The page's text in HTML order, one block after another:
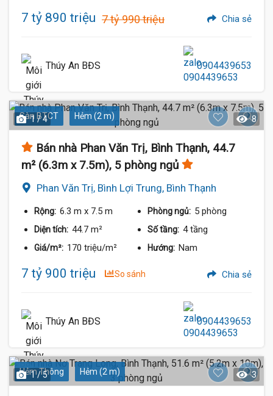
7 tỷ 890 triệu 7 tỷ 990 triệu Chia sẻ
Thúy An BĐS 0904439653
Sàn BTCT Hẻm (2 m)
1 / 4 8
Bán nhà Phan Văn Trị, Bình Thạnh, 44.7
m² (6.3m x 7.5m), 5 phòng ngủ
Phan Văn Trị, Bình Lợi Trung, Bình Thạnh
Rộng: 6.3 m x 7.5 m Phòng ngủ: 5 phòng
Diện tích: 44.7 m² Số tầng: 4 tầng
Giá/m²: 170 triệu/m² Hướng: Nam
7 tỷ 900 triệu So sánh Chia sẻ
Thúy An BĐS 0904439653
Hẻm Thông Hẻm (2 m)
1 / 5 3